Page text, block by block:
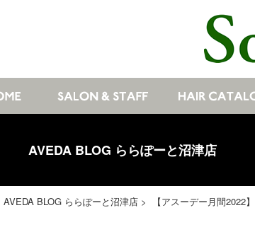
AVEDA BLOG ららぽーと沼津店
AVEDA BLOG ららぽーと沼津店 > 【アスーデー月間2022】